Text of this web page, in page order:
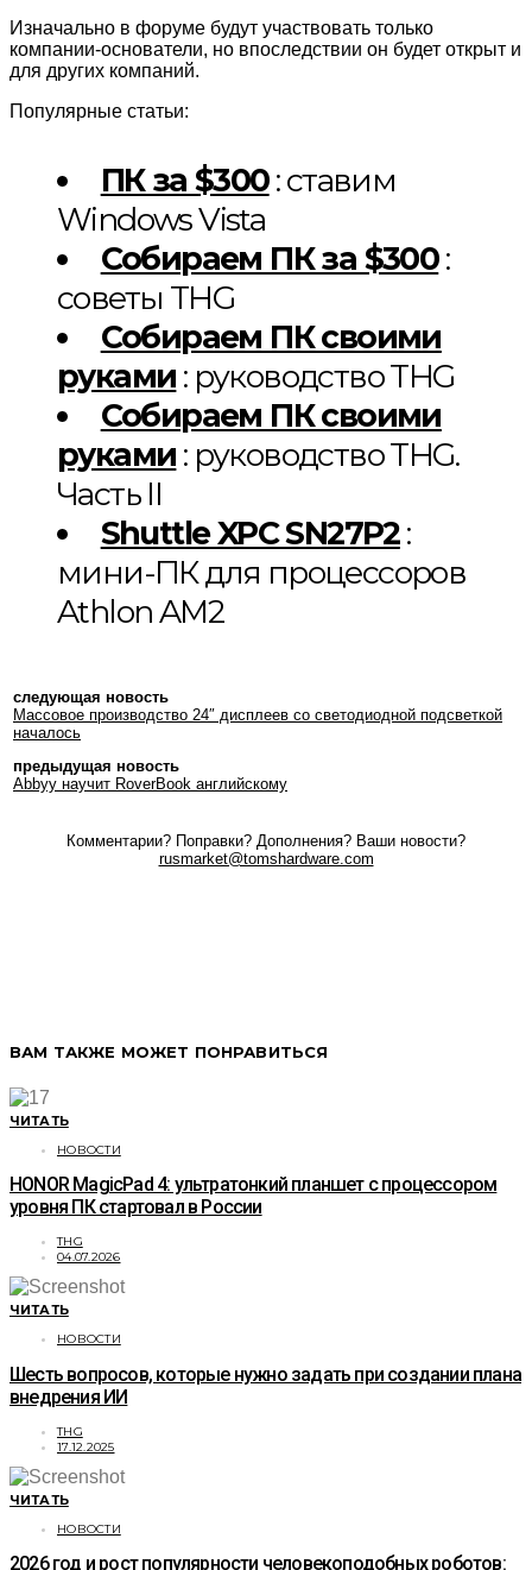
Изначально в форуме будут участвовать только
компании-основатели, но впоследствии он будет открыт и
для других компаний.
Популярные статьи:
ПК за $300: ставим
Windows Vista
Собираем ПК за $300:
советы THG
Собираем ПК своими
руками : руководство THG
Собираем ПК своими
руками : руководство THG.
Часть II
Shuttle XPC SN27P2:
мини-ПК для процессоров
Athlon AM2
следующая новость
Массовое производство 24″ дисплеев со светодиодной подсветкой
началось
предыдущая новость
Abbyy научит RoverBook английскому
Комментарии? Поправки? Дополнения? Ваши новости?
rusmarket@tomshardware.com
ВАМ ТАКЖЕ МОЖЕТ ПОНРАВИТЬСЯ
ЧИТАТЬ
НОВОСТИ
HONOR MagicPad 4: ультратонкий планшет с процессором
уровня ПК стартовал в России
THG
04.07.2026
ЧИТАТЬ
НОВОСТИ
Шесть вопросов, которые нужно задать при создании плана
внедрения ИИ
THG
17.12.2025
ЧИТАТЬ
НОВОСТИ
2026 год и рост популярности человекоподобных роботов: